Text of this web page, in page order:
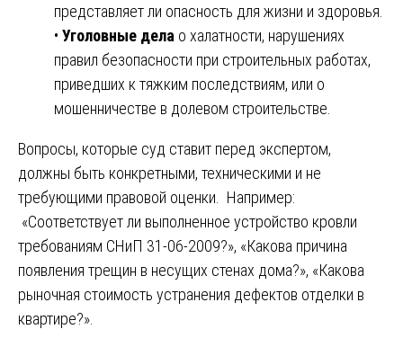
представляет ли опасность для жизни и здоровья.
• Уголовные дела о халатности, нарушениях
правил безопасности при строительных работах,
приведших к тяжким последствиям, или о
мошенничестве в долевом строительстве.
Вопросы, которые суд ставит перед экспертом,
должны быть конкретными, техническими и не
требующими правовой оценки. Например:
«Соответствует ли выполненное устройство кровли
требованиям СНиП 31-06-2009?», «Какова причина
появления трещин в несущих стенах дома?», «Какова
рыночная стоимость устранения дефектов отделки в
квартире?».